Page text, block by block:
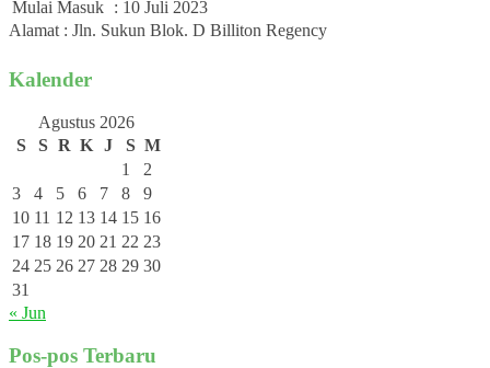
Mulai Masuk : 10 Juli 2023
Alamat : Jln. Sukun Blok. D Billiton Regency
Kalender
Agustus 2026
S
S R K J S M
1
2
3
4 5 6 7 8
9
10 11 12 13 14 15 16
17 18 19 20 21 22 23
24 25 26 27 28 29 30
31
« Jun
Pos-pos Terbaru